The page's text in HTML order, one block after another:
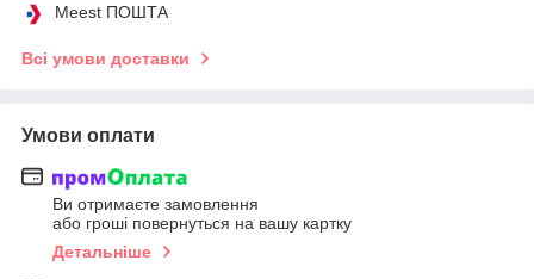
Meest ПОШТА
Всі умови доставки
Умови оплати
Ви отримаєте замовлення
або гроші повернуться на вашу картку
Детальніше